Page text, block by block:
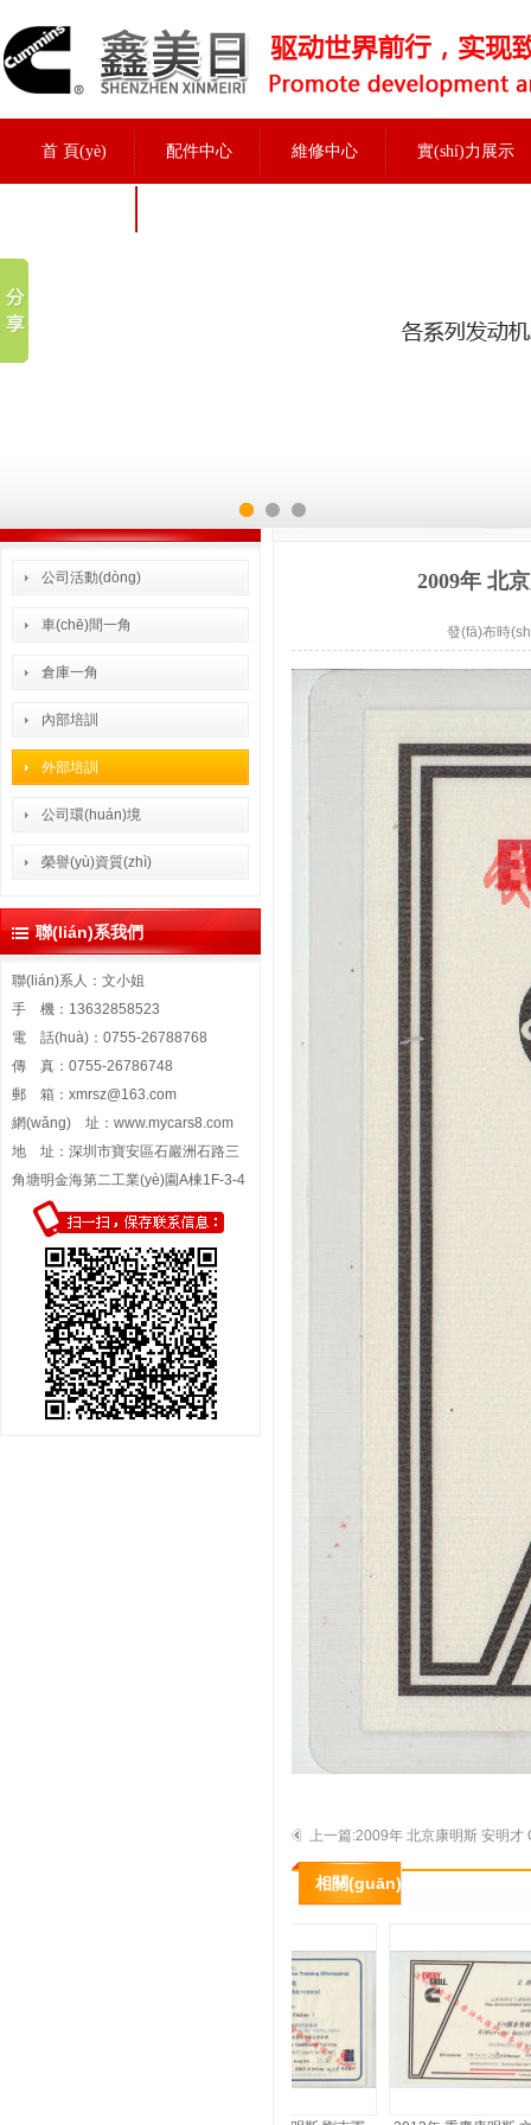
首 頁(yè) 配件中心 維修中心 實(shí)力展示
公司活動(dòng)
車(chē)間一角
倉庫一角
內部培訓
外部培訓
公司環(huán)境
榮譽(yù)資質(zhì)
聯(lián)系我們
聯(lián)系人：文小姐
手 機：13632858523
電 話(huà)：0755-26788768
傳 真：0755-26786748
郵 箱： xmrsz@163.com
網(wǎng) 址： www.mycars8.com
地 址：深圳市寶安區石巖洲石路三
角塘明金海第二工業(yè)園A棟1F-3-4
2009年 北
發(fā)布時
上一篇:2009年 北京康明斯 安明
認證培訓證書(shū)
相關(guān)展示